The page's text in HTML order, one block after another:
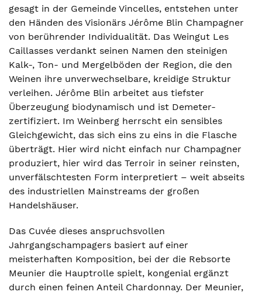
gesagt in der Gemeinde Vincelles, entstehen unter
den Händen des Visionärs Jérôme Blin Champagner
von berührender Individualität. Das Weingut Les
Caillasses verdankt seinen Namen den steinigen
Kalk-, Ton- und Mergelböden der Region, die den
Weinen ihre unverwechselbare, kreidige Struktur
verleihen. Jérôme Blin arbeitet aus tiefster
Überzeugung biodynamisch und ist Demeter-
zertifiziert. Im Weinberg herrscht ein sensibles
Gleichgewicht, das sich eins zu eins in die Flasche
überträgt. Hier wird nicht einfach nur Champagner
produziert, hier wird das Terroir in seiner reinsten,
unverfälschtesten Form interpretiert – weit abseits
des industriellen Mainstreams der großen
Handelshäuser.
Das Cuvée dieses anspruchsvollen
Jahrgangschampagers basiert auf einer
meisterhaften Komposition, bei der die Rebsorte
Meunier die Hauptrolle spielt, kongenial ergänzt
durch einen feinen Anteil Chardonnay. Der Meunier,